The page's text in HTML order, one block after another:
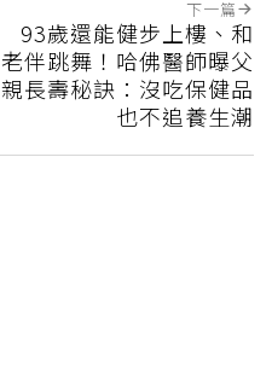
下一篇
93歲還能健步上樓、和
老伴跳舞！哈佛醫師曝父
親長壽秘訣：沒吃保健品
也不追養生潮